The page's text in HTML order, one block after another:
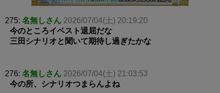
275: 名無しさん 2026/07/04(土) 20:19:20
今のところイベスト退屈だな
三田シナリオと聞いて期待し過ぎたかな
276: 名無しさん 2026/07/04(土) 21:03:53
今の所、シナリオつまらんよね